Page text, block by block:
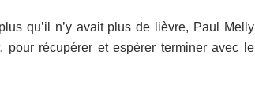
qu’il n’y avait plus de lièvre, Paul Melly
pour récupérer et espèrer terminer avec le